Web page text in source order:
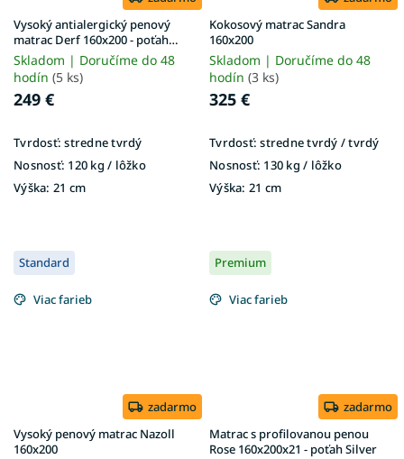
Vysoký antialergický penový
matrac Derf 160x200 - poťah
Aloe Vera
Skladom | Doručíme do 48
hodín (5 ks)
249 €
Tvrdosť: stredne tvrdý
Nosnosť: 120 kg / lôžko
Výška: 21 cm
Kokosový matrac Sandra
160x200
Skladom | Doručíme do 48
hodín (3 ks)
325 €
Tvrdosť: stredne tvrdý / tvrdý
Nosnosť: 130 kg / lôžko
Výška: 21 cm
Standard
Viac farieb
zadarmo
Vysoký penový matrac Nazoll
160x200
Premium
Viac farieb
zadarmo
Matrac s profilovanou penou
Rose 160x200x21 - poťah Silver